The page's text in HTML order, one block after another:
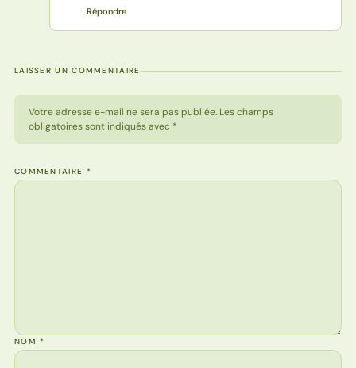
Répondre
LAISSER UN COMMENTAIRE
Votre adresse e-mail ne sera pas publiée. Les champs
obligatoires sont indiqués avec *
COMMENTAIRE *
NOM*